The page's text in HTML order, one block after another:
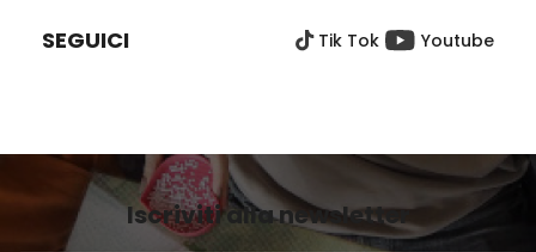
G
I
SEGUICI Tik Tok Youtube
Iscriviti alla newsletter